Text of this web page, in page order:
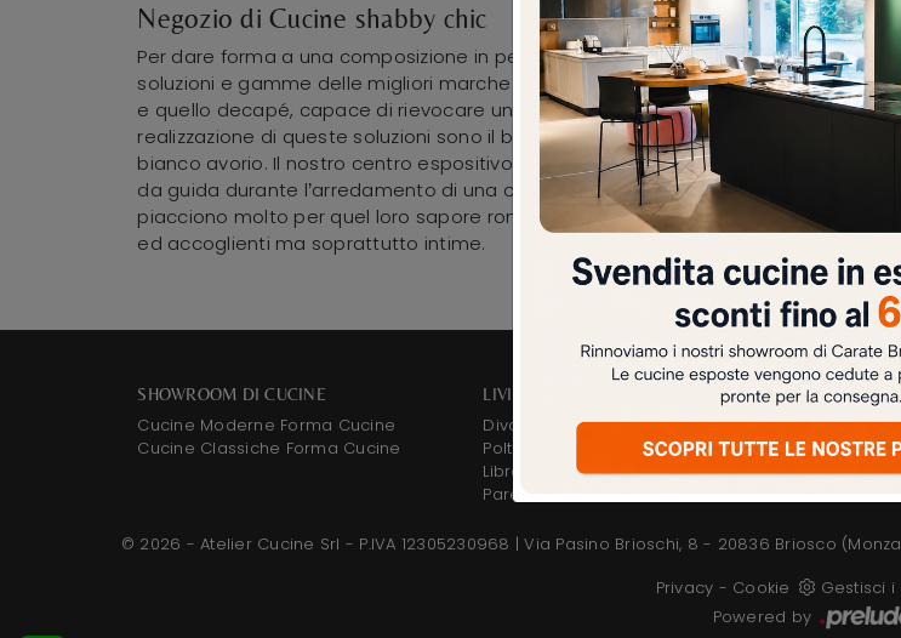
Negozio di Cucine shabby chic
Per dare forma a una composizione in perfetto stile shabby chic, affidati al
soluzioni e gamme delle migliori marche di settore. Gli elementi principali
e quello decapé, capace di rievocare un'ambientazione vintage tipica di questa
realizzazione di queste soluzioni sono il bianco e i toni pastello, come ad
bianco avorio. Il nostro centro espositivo di Cucine Shabby Chic riserva servizi
da guida durante l’arredamento di una casa di gusto classico, elaborato ed
piacciono molto per quel loro sapore romantico e elegante, che ricorda le
ed accoglienti ma soprattutto intime.
SHOWROOM DI CUCINE
Cucine Moderne Forma Cucine
Cucine Classiche Forma Cucine
LIVING
Divani
Poltrone
Librerie
Pareti Attrezzate
ZONA
Letti
Armadi
© 2026 - Atelier Cucine Srl - P.IVA 12305230968 |Via Pasino Brioschi, 8 - 20836 Briosco
Privacy - Cookie
Gestisci
Powered by